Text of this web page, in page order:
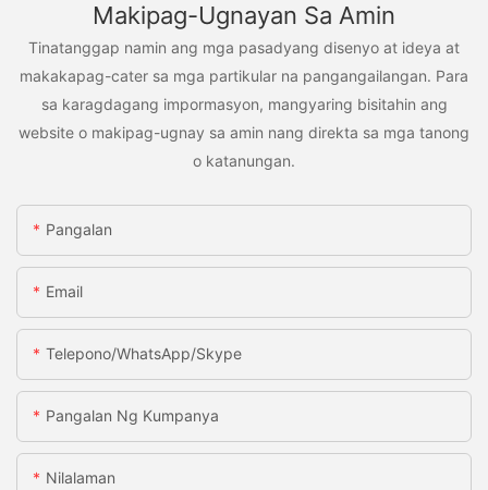
Makipag-Ugnayan Sa Amin
Tinatanggap namin ang mga pasadyang disenyo at ideya at
makakapag-cater sa mga partikular na pangangailangan. Para
sa karagdagang impormasyon, mangyaring bisitahin ang
website o makipag-ugnay sa amin nang direkta sa mga tanong
o katanungan.
Pangalan
Email
Telepono/WhatsApp/Skype
Pangalan Ng Kumpanya
Nilalaman